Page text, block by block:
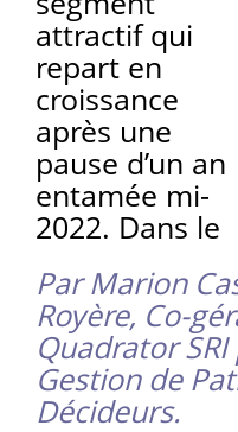
attractif qui
repart en
croissance
après une
pause d’un an
entamée mi-
2022. Dans le
Par Marion
Royère, Co-
Quadrator
Gestion de
Décideurs.